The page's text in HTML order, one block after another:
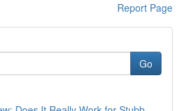
Report Page
Go